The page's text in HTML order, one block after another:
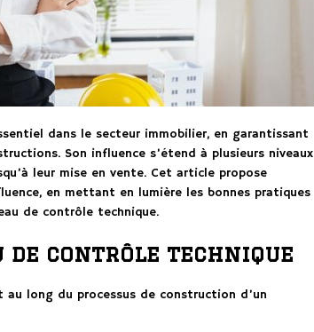
dans le secteur immobilier, en garantissant
Son influence s’étend à plusieurs niveaux
leur mise en vente. Cet article propose
en mettant en lumière les bonnes pratiques
de contrôle technique.
de contrôle technique
long du processus de construction d’un